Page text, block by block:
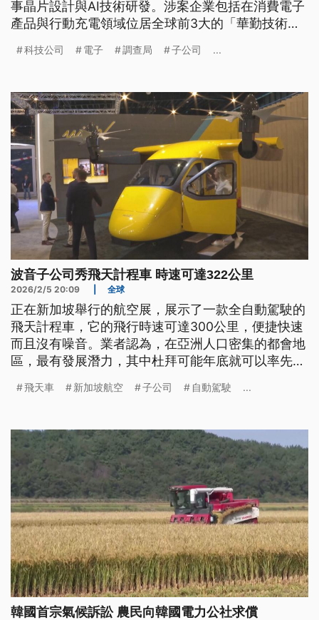
事晶片設計與AI技術研發。涉案企業包括在消費電子
產品與行動充電領域位居全球前3大的「華勤技術」
科技公司 電子 調查局 子公司 ...
波音子公司秀飛天計程車 時速可達322公里
2026/2/5 20:09 全球
正在新加坡舉行的航空展，展示了一款全自動駕駛的
飛天計程車，它的飛行時速可達300公里，便捷快速
而且沒有噪音。業者認為，在亞洲人口密集的都會地
區，最有發展潛力，其中杜拜可能年底就可以率先搭
飛天車 新加坡航空 子公司 自動駕駛 ...
韓國首宗氣候訴訟 農民向韓國電力公社求償